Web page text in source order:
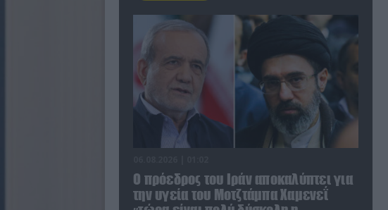
Ο πρόεδρος του Ιράν αποκαλύπτει για
την υγεία του Μοτζτάμπα Χαμενεΐ